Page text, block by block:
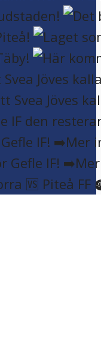
Jöves
IF! ➡️Mer
🆚 Piteå FF